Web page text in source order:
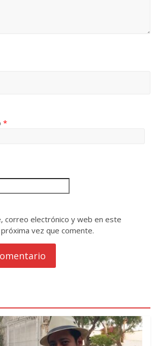
*
correo electrónico y web en este
vez que comente.